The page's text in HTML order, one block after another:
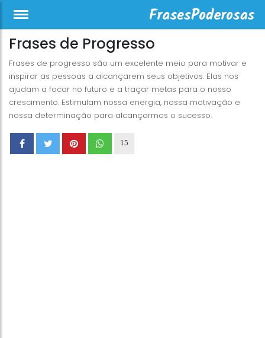
Frases de Progresso
Frases de progresso são um excelente meio para motivar e
inspirar as pessoas a alcançarem seus objetivos. Elas nos
ajudam a focar no futuro e a traçar metas para o nosso
crescimento. Estimulam nossa energia, nossa motivação e
nossa determinação para alcançarmos o sucesso.
15